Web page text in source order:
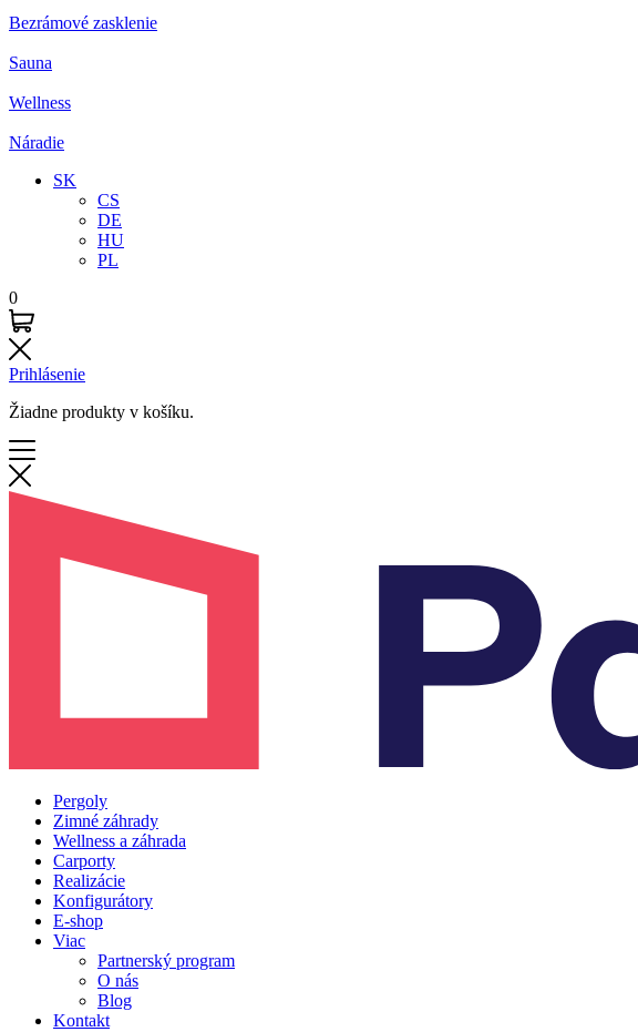
Bezrámové zasklenie
Sauna
Wellness
Náradie
SK
CS
DE
HU
PL
0
Prihlásenie
Žiadne produkty v košíku.
Pergoly
Zimné záhrady
Wellness a záhrada
Carporty
Realizácie
Konfigurátory
E-shop
Viac
Partnerský program
O nás
Blog
Kontakt